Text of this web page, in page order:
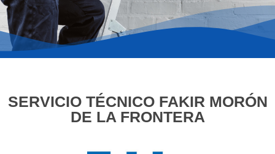
SERVICIO TÉCNICO FAKIR MORÓN
DE LA FRONTERA